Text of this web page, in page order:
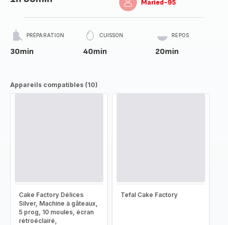
Maried-95
PRÉPARATION
30min
CUISSON
40min
REPOS
20min
Appareils compatibles (10)
Cake Factory Délices
Silver, Machine à gâteaux,
5 prog, 10 moules, écran
rétroéclairé,
Tefal Cake Factory